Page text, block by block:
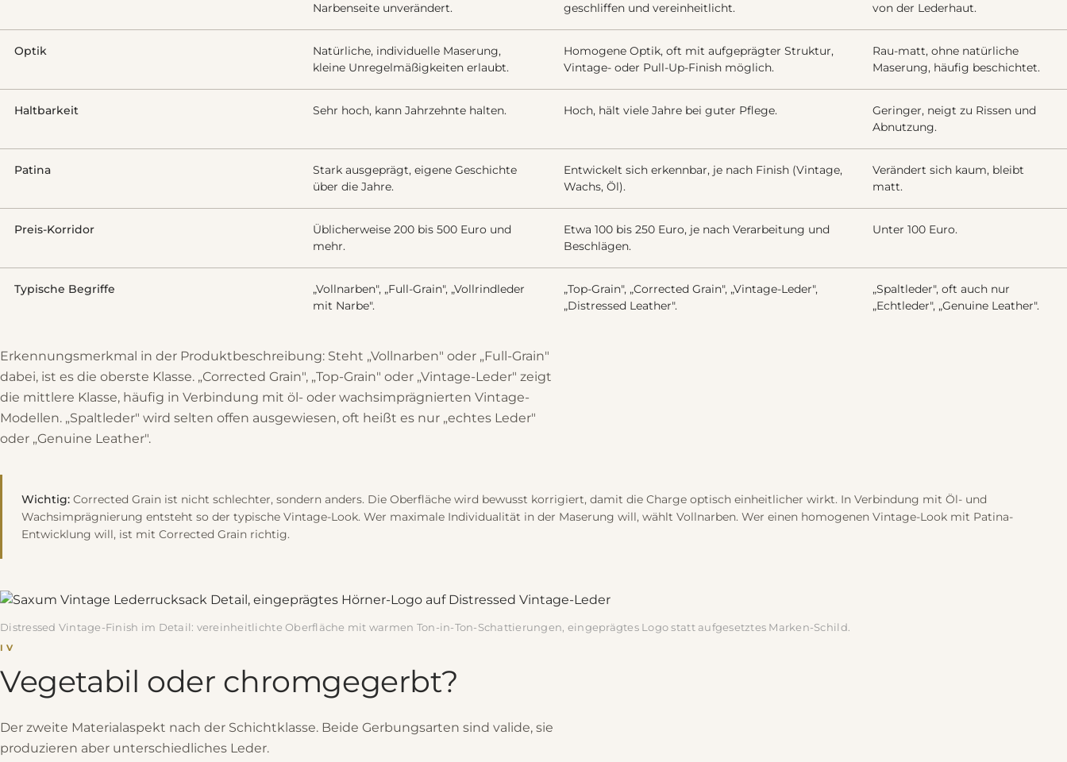
Narbenseite unverändert.
geschliffen und vereinheitlicht.
von der Lederhaut.
Optik
Natürliche, individuelle Maserung,
kleine Unregelmäßigkeiten erlaubt.
Homogene Optik, oft mit aufgeprägter Struktur,
Vintage- oder Pull-Up-Finish möglich.
Rau-matt, ohne natürliche
Maserung, häufig beschichtet.
Haltbarkeit Sehr hoch, kann Jahrzehnte halten. Hoch, hält viele Jahre bei guter Pflege.
Geringer, neigt zu Rissen und
Abnutzung.
Patina
Stark ausgeprägt, eigene Geschichte
über die Jahre.
Entwickelt sich erkennbar, je nach Finish (Vintage,
Wachs, Öl).
Verändert sich kaum, bleibt
matt.
Preis-Korridor
Üblicherweise 200 bis 500 Euro und
mehr.
Etwa 100 bis 250 Euro, je nach Verarbeitung und
Beschlägen.
Unter 100 Euro.
Typische Begriffe
„Vollnarben", „Full-Grain", „Vollrindleder
mit Narbe".
„Top-Grain", „Corrected Grain", „Vintage-Leder",
„Distressed Leather".
„Spaltleder", oft auch nur
„Echtleder", „Genuine Leather".
Erkennungsmerkmal in der Produktbeschreibung: Steht „Vollnarben" oder „Full-Grain"
dabei, ist es die oberste Klasse. „Corrected Grain", „Top-Grain" oder „Vintage-Leder" zeigt
die mittlere Klasse, häufig in Verbindung mit öl- oder wachsimprägnierten Vintage-
Modellen. „Spaltleder" wird selten offen ausgewiesen, oft heißt es nur „echtes Leder"
oder „Genuine Leather".
Wichtig: Corrected Grain ist nicht schlechter, sondern anders. Die Oberfläche wird bewusst korrigiert, damit die Charge optisch einheitlicher wirkt. In Verbindung mit Öl- und
Wachsimprägnierung entsteht so der typische Vintage-Look. Wer maximale Individualität in der Maserung will, wählt Vollnarben. Wer einen homogenen Vintage-Look mit Patina-
Entwicklung will, ist mit Corrected Grain richtig.
Distressed Vintage-Finish im Detail: vereinheitlichte Oberfläche mit warmen Ton-in-Ton-Schattierungen, eingeprägtes Logo statt aufgesetztes Marken-Schild.
IV
Vegetabil oder chromgegerbt?
Der zweite Materialaspekt nach der Schichtklasse. Beide Gerbungsarten sind valide, sie
produzieren aber unterschiedliches Leder.